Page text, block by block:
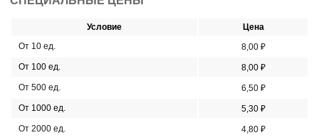
Условие
Цена
От 10 ед.
8,00 ₽
От 100 ед.
8,00 ₽
От 500 ед.
6,50 ₽
От 1000 ед.
5,30 ₽
От 2000 ед.
4,80 ₽